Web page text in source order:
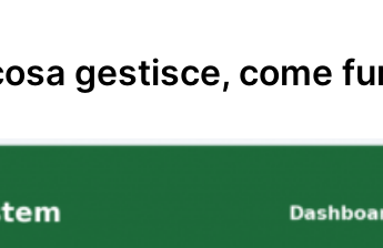
gestisce, come